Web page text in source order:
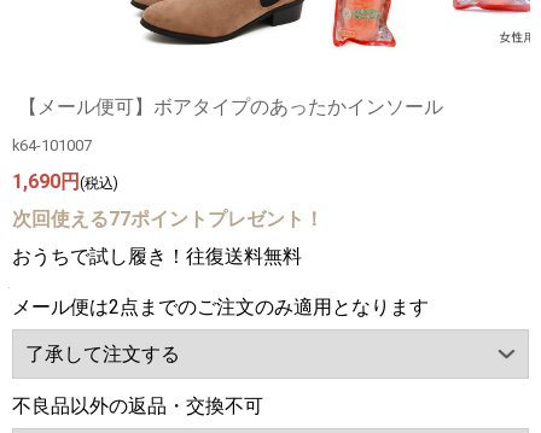
【メール便可】ボアタイプのあったかインソール
k64-101007
1,690円 (税込)
次回使える77ポイントプレゼント！
おうちで試し履き！往復送料無料
メール便は2点までのご注文のみ適用となります
不良品以外の返品・交換不可